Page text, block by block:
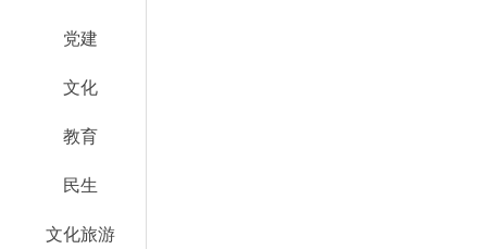
党建
文化
教育
民生
文化旅游